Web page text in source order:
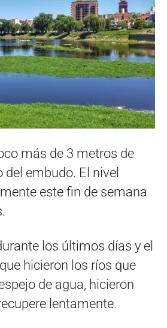
más de 3 metros de
embudo. El nivel
este fin de semana
los últimos días y el
hicieron los ríos que
de agua, hicieron
lentamente.